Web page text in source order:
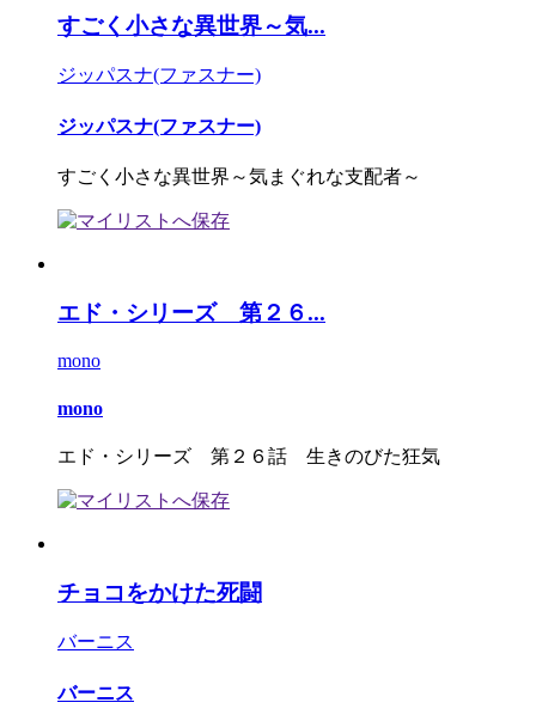
すごく小さな異世界～気...
ジッパスナ(ファスナー)
ジッパスナ(ファスナー)
すごく小さな異世界～気まぐれな支配者～
エド・シリーズ 第２６...
mono
mono
エド・シリーズ 第２６話 生きのびた狂気
チョコをかけた死闘
バーニス
バーニス